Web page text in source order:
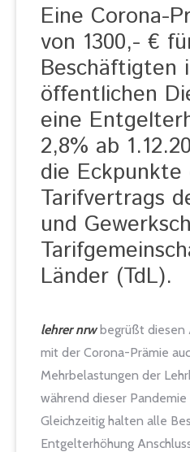
Eine Corona-
von 1300,- €
Beschäftigten
öffentlichen
eine
2,8% ab
die Eckpunkte
Tarifvertrags
und
Länder (TdL).
lehrer nrwbegrüßt diesen
mit der Corona-Prämie
Mehrbelastungen der
während dieser
Gleichzeitig halten alle
Entgelterhöhung